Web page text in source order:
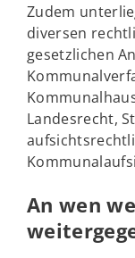
Zudem
diversen
gesetzlichen
Landesrecht,
An wen